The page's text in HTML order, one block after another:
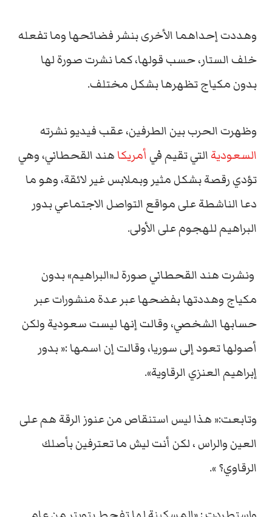
وهددت إحداهما الأخرى بنشر فضائحها وما تفعله
خلف الستار، حسب قولها، كما نشرت صورة لها
بدون مكياج تظهرها بشكل مختلف.
وظهرت الحرب بين الطرفين، عقب فيديو نشرته
السعوديةالتي تقيم فيأمريكا هند القحطاني، وهي
تؤدي رقصة بشكل مثير وبملابس غير لائقة، وهو ما
دعا الناشطة على مواقع التواصل الاجتماعي بدور
البراهيم للهجوم على الأولى.
ونشرت هند القحطاني صورة لـ«البراهيم» بدون
مكياج وهددتها بفضحها عبر عدة منشورات عبر
حسابها الشخصي، وقالت إنها ليست سعودية ولكن
أصولها تعود إلى سوريا، وقالت إن اسمها :« بدور
إبراهيم العنزي الرقاوية».
وتابعت:« هذا ليس استنقاص من عنوز الرقة هم على
العين والراس ، لكن أنت ليش ما تعترفين بأصلك
الرقاوي؟ ».